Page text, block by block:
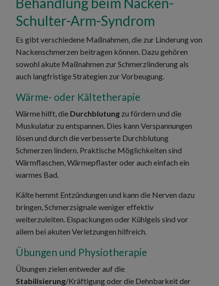
Schulter-Arm-Syndrom
Es gibt verschiedene Maßnahmen, die zur Linderung von
Nackenschmerzen beitragen können. Dazu gehören
sowohl akute Maßnahmen zur Schmerzlinderung als
auch langfristige Strategien zur Vorbeugung.
Wärme- oder Kältetherapie
Wärme hilft, die Durchblutung zu fördern und die
Muskulatur zu entspannen. Dies kann Verspannungen
lösen und durch die verbesserte Durchblutung
Schmerzen lindern. Praktische Möglichkeiten sind
Wärmflaschen, Wärmepflaster oder auch einfach ein
warmes Bad.
Kälte hemmt Entzündungen und kann die Nerven dazu
bringen, Schmerzsignale weniger effektiv
weiterzuleiten. Eispackungen oder Kühlgels sind vor
allem bei akuten Verletzungen hilfreich.
Übungen und Physiotherapie
Übungen zielen entweder auf die
Stabilisierung/Kräftigung oder die Dehnbarkeit der